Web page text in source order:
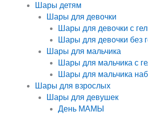
Шары детям
Шары для девочки
Шары для девочки с
Шары для девочки без
Шары для мальчика
Шары для мальчика с
Шары для мальчика
Шары для взрослых
Шары для девушек
День МАМЫ